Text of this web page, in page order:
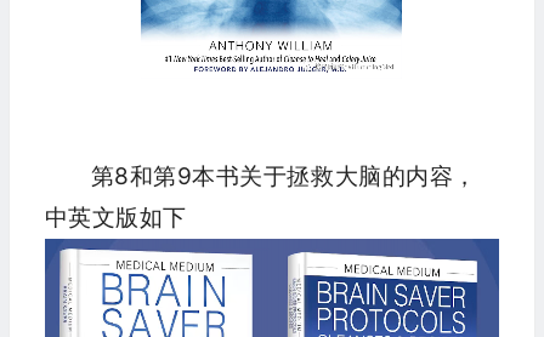
第8和第9本书关于拯救大脑的内容，
中英文版如下